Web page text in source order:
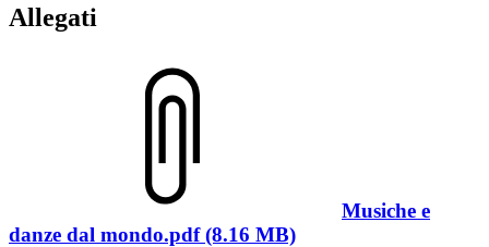
Allegati
Musiche e
danze dal mondo.pdf (8.16 MB)